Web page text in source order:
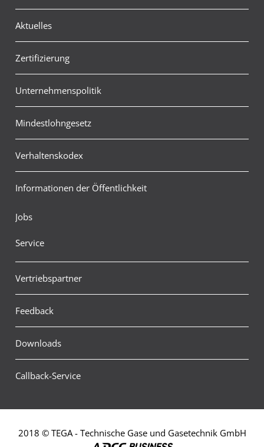
Aktuelles
Zertifizierung
Unternehmenspolitik
Mindestlohngesetz
Verhaltenskodex
Informationen der Öffentlichkeit
Jobs
Service
Vertriebspartner
Feedback
Downloads
Callback-Service
2018 © TEGA - Technische Gase und Gasetechnik GmbH